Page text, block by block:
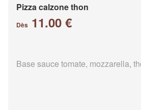
Pizza calzone thon
Dès 11.00 €
Base sauce tomate, mozzarella,